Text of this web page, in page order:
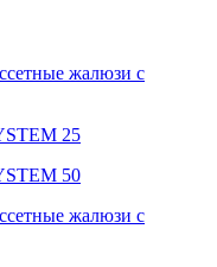
жалюзи с
25
50
жалюзи с